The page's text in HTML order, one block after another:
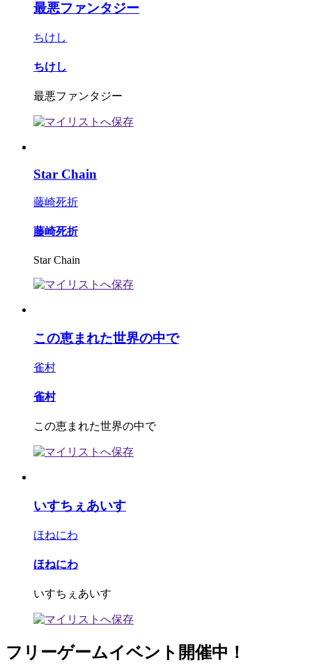
最悪ファンタジー
ちけし
ちけし
最悪ファンタジー
Star Chain
藤崎死折
藤崎死折
Star Chain
この恵まれた世界の中で
雀村
雀村
この恵まれた世界の中で
いすちぇあいす
ほねにわ
ほねにわ
いすちぇあいす
フリーゲームイベント開催中！